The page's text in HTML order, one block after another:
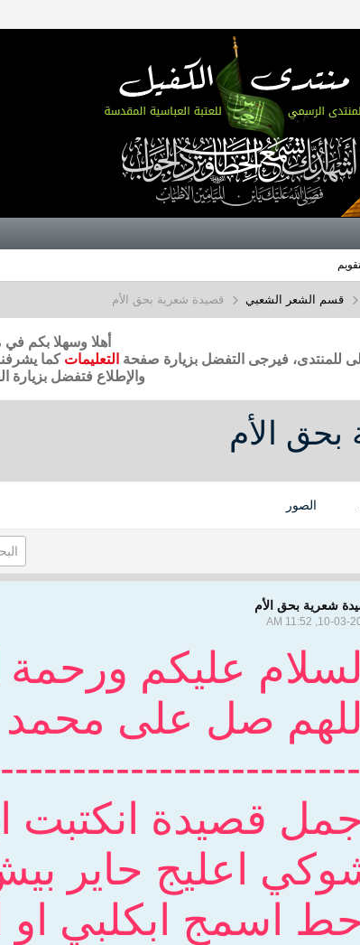
قسم الشعر الشعبي قصيدة شعرية بحق الأم
أهلا وسهلا بكم في
للمنتدى، فيرجى التفضل بزيارة صفحة التعليمات كما
والإطلاع فتفضل بزيارة
الأم
الصور
شعرية بحق الأم
10-03-2016,
السلام عليكم ورحمة
اللهم صل على
اجمل قصيدة انكتبت
اعليج حاير
احط اسمج ابكلبي او